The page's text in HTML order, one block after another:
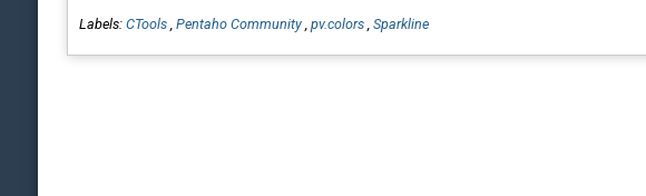
Labels: CTools , Pentaho Community , pv.colors , Sparkline